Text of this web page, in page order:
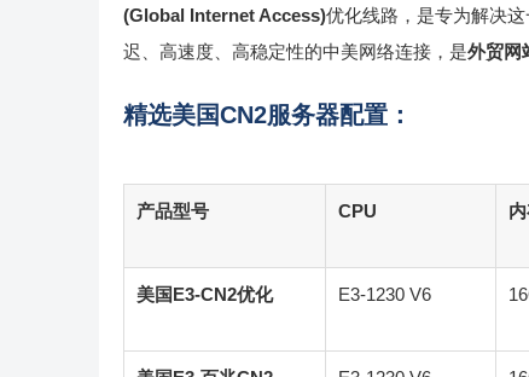
(Global Internet Access)优化线路，是专为解决
迟、高速度、高稳定性的中美网络连接，是外贸网
精选美国CN2服务器配置：
产品型号 CPU
美国E3-CN2优化 E3-1230 V6